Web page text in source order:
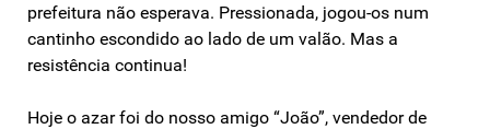
prefeitura não esperava. Pressionada, jogou-os num
cantinho escondido ao lado de um valão. Mas a
resistência continua!
Hoje o azar foi do nosso amigo “João”, vendedor de